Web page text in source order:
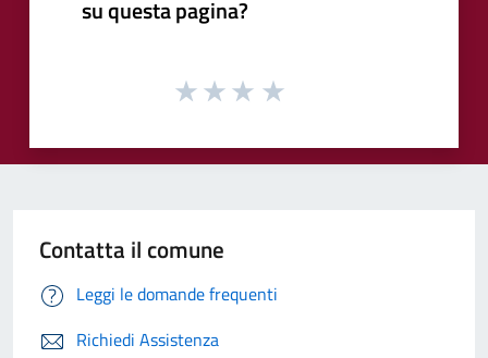
su questa pagina?
Contatta il comune
Leggi le domande frequenti
Richiedi Assistenza